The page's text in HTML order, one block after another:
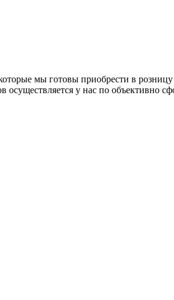
мы готовы приобрести в
у нас по объективно